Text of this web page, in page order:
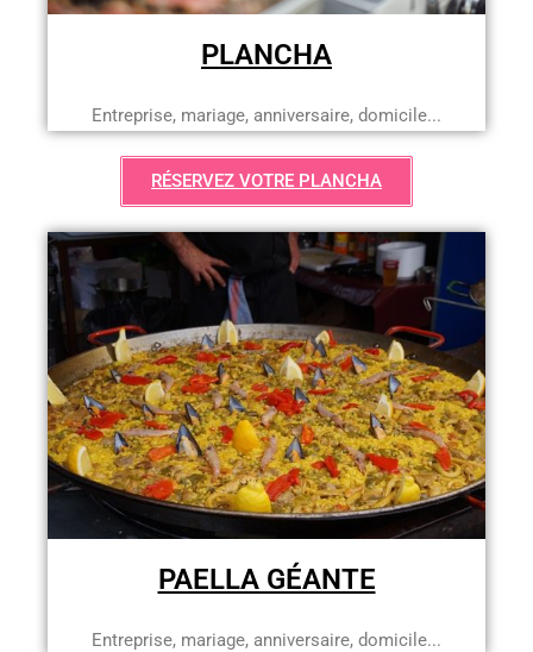
PLANCHA
Entreprise, mariage, anniversaire, domicile...
RÉSERVEZ VOTRE PLANCHA
PAELLA GÉANTE
Entreprise, mariage, anniversaire, domicile...